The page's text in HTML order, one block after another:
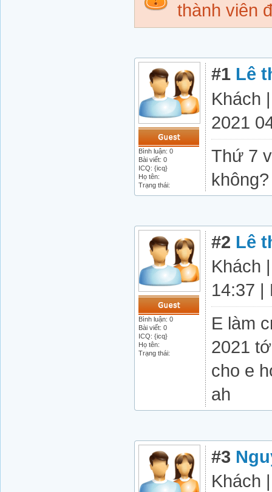
thành viên
Bình luận: 0
Bài viết: 0
ICQ: {icq}
Họ tên:
Trạng thái:
#1 Lê
Khách
2021
Thứ 7
không?
Bình luận: 0
Bài viết: 0
ICQ: {icq}
Họ tên:
Trạng thái:
#2 Lê
Khách
14:37 |
E làm
2021
cho e
ah
#3
Khách